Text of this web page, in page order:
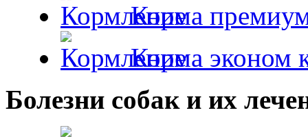
Корма премиум
Корма эконом
Болезни собак и их